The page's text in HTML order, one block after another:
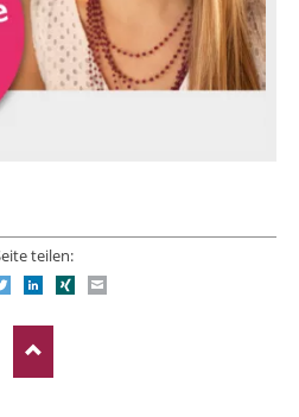
teilen:
TwitterLinkedIn
Xing